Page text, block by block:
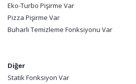
Eko-Turbo Pişirme Var
Pizza Pişirme Var
Buharlı Temizleme Fonksiyonu Var
Diğer
Statik Fonksiyon Var